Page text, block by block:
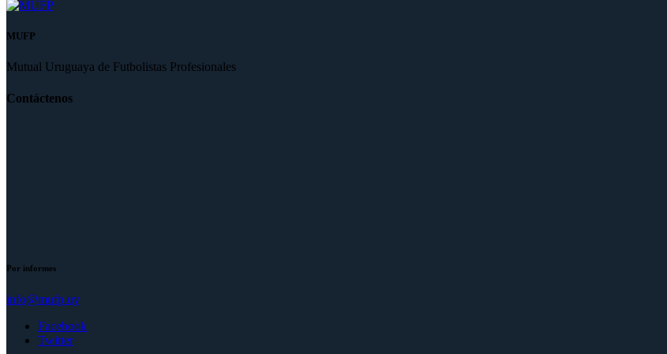
MUFP
Mutual Uruguaya de Futbolistas Profesionales
Contáctenos
Por informes
info@mufp.uy
Facebook
Twitter